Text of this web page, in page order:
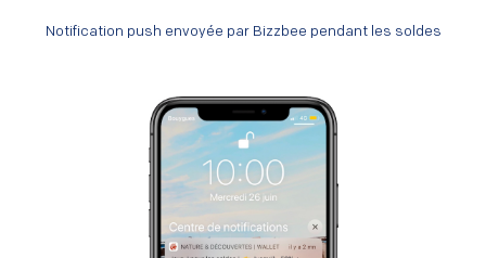
Notification push envoyée par Bizzbee pendant les soldes